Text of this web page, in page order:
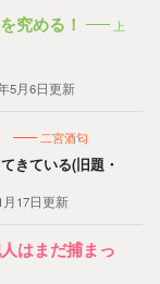
究める！
上
5月6日更新
二宮酒匂
きている(旧題・
月17日更新
はまだ捕まっ